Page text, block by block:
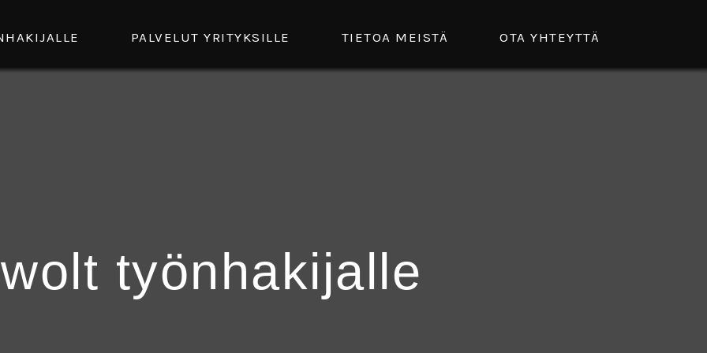
PALVELUT YRITYKSILLE TIETOA MEISTÄ OTA YHTEYTTÄ
työnhakijalle